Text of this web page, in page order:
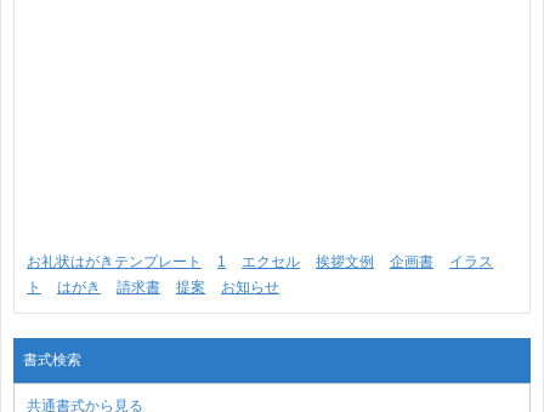
お礼状はがきテンプレート 1 エクセル 挨拶文例 企画書
イラス
ト
はがき 請求書 提案 お知らせ
書式検索
共通書式から見る